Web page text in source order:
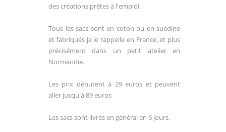
des créations prêtes à l'emploi.
Tous les sacs sont en coton ou en suédine
et fabriqués je le rappelle en France, et plus
précisément dans un petit atelier en
Normandie.
Les prix débutent à 29 euros et peuvent
aller jusqu'à 89 euros
Les sacs sont livrés en général en 6 jours.